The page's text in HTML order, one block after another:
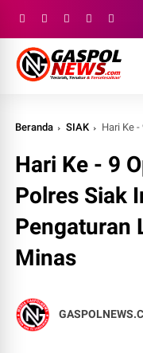
Beranda SIAK Hari Ke - 9
Hari Ke - 9
Polres Siak
Pengaturan
Minas